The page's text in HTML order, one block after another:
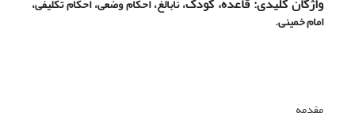
، نابالغ، احکام وضعی، احکام تکلیفی،
امام خمینی.
مقدمه